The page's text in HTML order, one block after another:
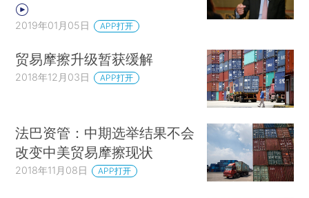
2019年01月05日 APP打开
贸易摩擦升级暂获缓解
2018年12月03日 APP打开
法巴资管：中期选举结果不会
改变中美贸易摩擦现状
2018年11月08日 APP打开